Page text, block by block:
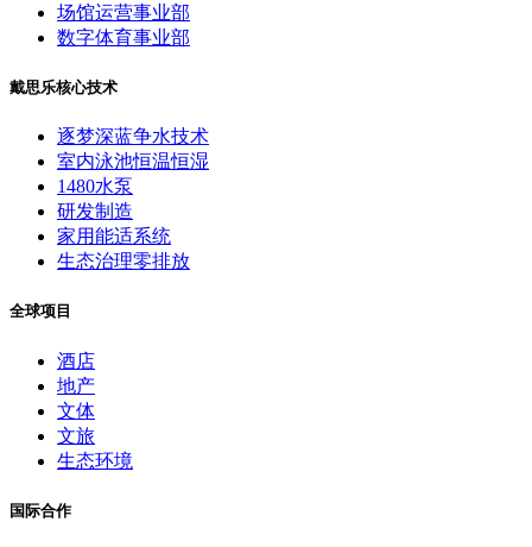
场馆运营事业部
数字体育事业部
戴思乐核心技术
逐梦深蓝争水技术
室内泳池恒温恒湿
1480水泵
研发制造
家用能适系统
生态治理零排放
全球项目
酒店
地产
文体
文旅
生态环境
国际合作